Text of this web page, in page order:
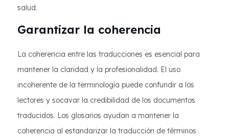
salud.
Garantizar la coherencia
La coherencia entre las traducciones es esencial para
mantener la claridad y la profesionalidad. El uso
incoherente de la terminología puede confundir a los
lectores y socavar la credibilidad de los documentos
traducidos. Los glosarios ayudan a mantener la
coherencia al estandarizar la traducción de términos